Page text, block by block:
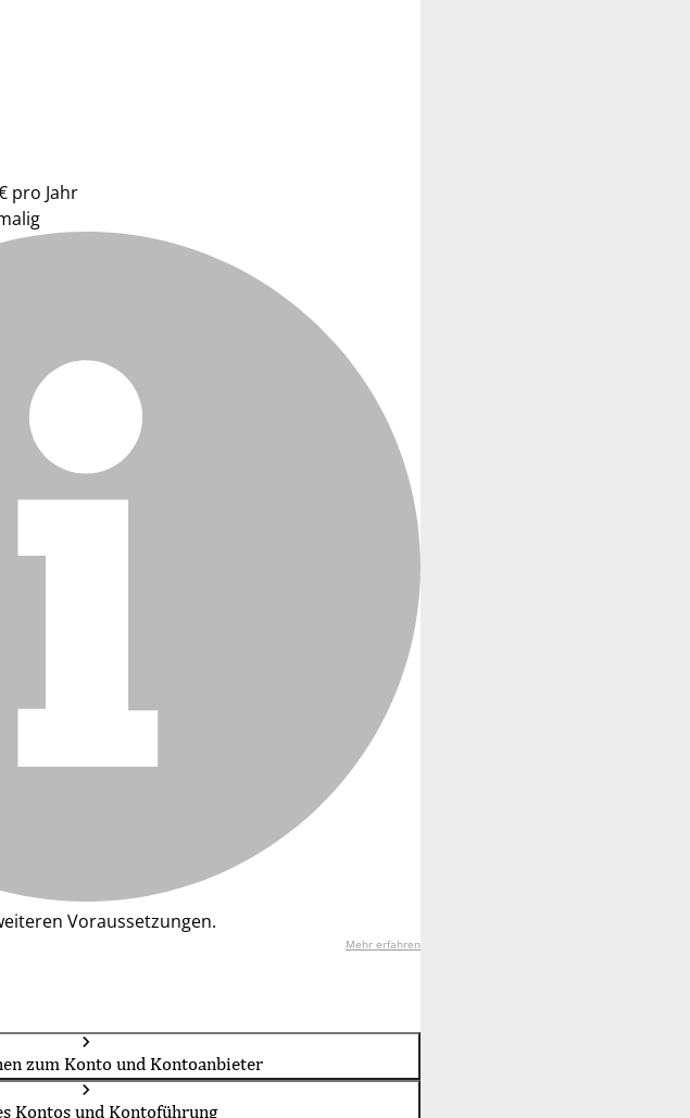
pro Jahr
Voraussetzungen.
Mehr erfahren
zum Konto und Kontoanbieter
Kontos und Kontoführung